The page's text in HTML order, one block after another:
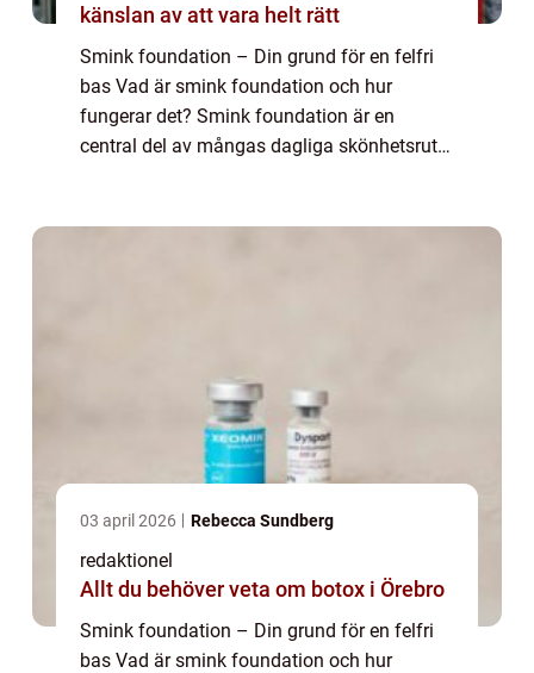
känslan av att vara helt rätt
Smink foundation – Din grund för en felfri
bas Vad är smink foundation och hur
fungerar det? Smink foundation är en
central del av mångas dagliga skönhetsrutin
03 april 2026 Rebecca Sundberg
redaktionel
Allt du behöver veta om botox i Örebro
Smink foundation – Din grund för en felfri
bas Vad är smink foundation och hur